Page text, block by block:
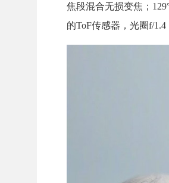
焦段混合无损变焦；
的ToF传感器，光圈f/1.4